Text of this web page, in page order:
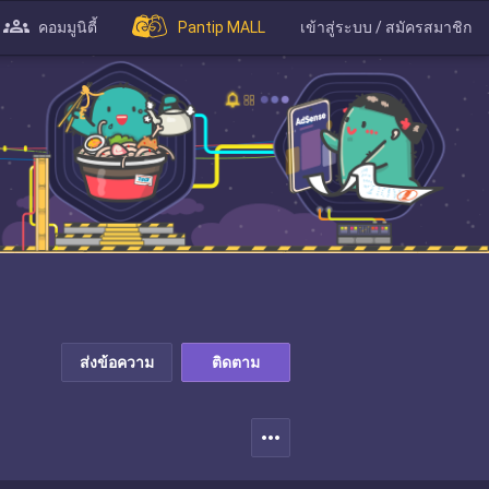
คอมมูนิตี้ Pantip MALL เข้าสู่ระบบ / สมัครสมาชิก
ส่งข้อความ ติดตาม
more_horiz